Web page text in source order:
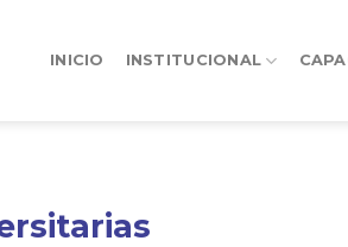
INICIO INSTITUCIONAL